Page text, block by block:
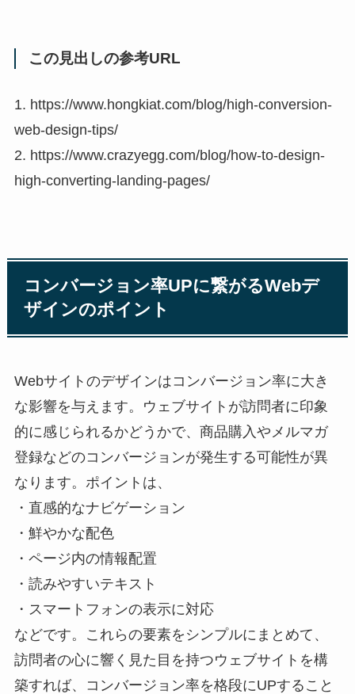
この見出しの参考URL
1. https://www.hongkiat.com/blog/high-conversion-
web-design-tips/
2. https://www.crazyegg.com/blog/how-to-design-
high-converting-landing-pages/
コンバージョン率UPに繋がるWebデ
ザインのポイント
Webサイトのデザインはコンバージョン率に大き
な影響を与えます。ウェブサイトが訪問者に印象
的に感じられるかどうかで、商品購入やメルマガ
登録などのコンバージョンが発生する可能性が異
なります。ポイントは、
・直感的なナビゲーション
・鮮やかな配色
・ページ内の情報配置
・読みやすいテキスト
・スマートフォンの表示に対応
などです。これらの要素をシンプルにまとめて、
訪問者の心に響く見た目を持つウェブサイトを構
築すれば、コンバージョン率を格段にUPすること